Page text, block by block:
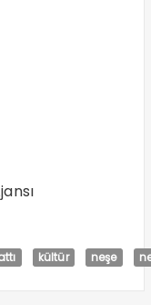
kültür neşe